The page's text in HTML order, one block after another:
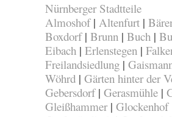
Nürnberger Stadtteile
Almoshof| Altenfurt |
Boxdorf| Brunn | Buch |
Eibach | Erlenstegen |
Freilandsiedlung |
Wöhrd | Gärten hinter der
Gebersdorf| Gerasmühle |
Gleißhammer | Glockenhof